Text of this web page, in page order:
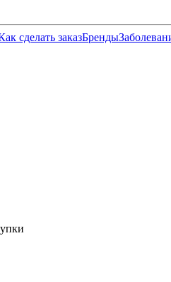
сделать заказБренды